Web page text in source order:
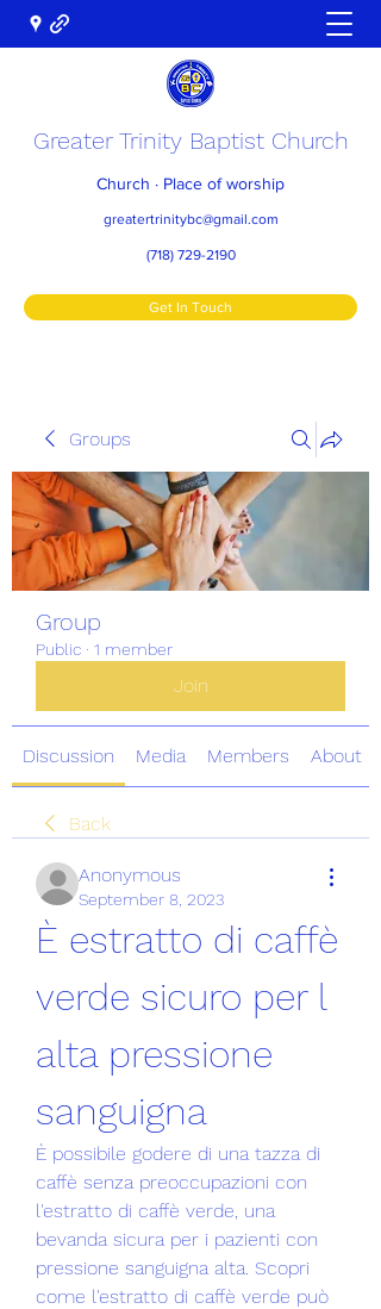
Greater Trinity Baptist Church
Church · Place of worship
greatertrinitybc@gmail.com
(718) 729-2190
Get In Touch
Groups
Group
Public · 1 member
Join
Discussion Media Members About
Back
Anonymous
September 8, 2023
È estratto di caffè
verde sicuro per l
alta pressione
sanguigna
È possibile godere di una tazza di
caffè senza preoccupazioni con
l'estratto di caffè verde, una
bevanda sicura per i pazienti con
pressione sanguigna alta. Scopri
come l'estratto di caffè verde può